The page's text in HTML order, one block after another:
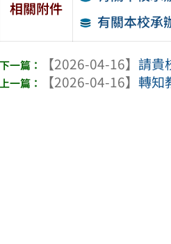
相關附件
有關本校承
【2026-04-16】請貴
【2026-04-16】轉知